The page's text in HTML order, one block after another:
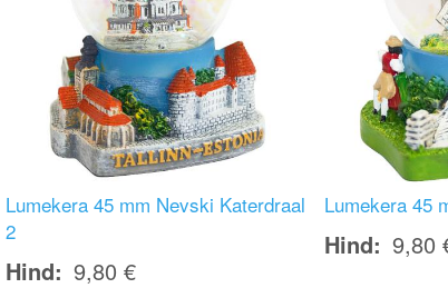
Lumekera 45 mm Nevski Katerdraal
2
Hind 9,80 €
Lumekera 45
Hind 9,80